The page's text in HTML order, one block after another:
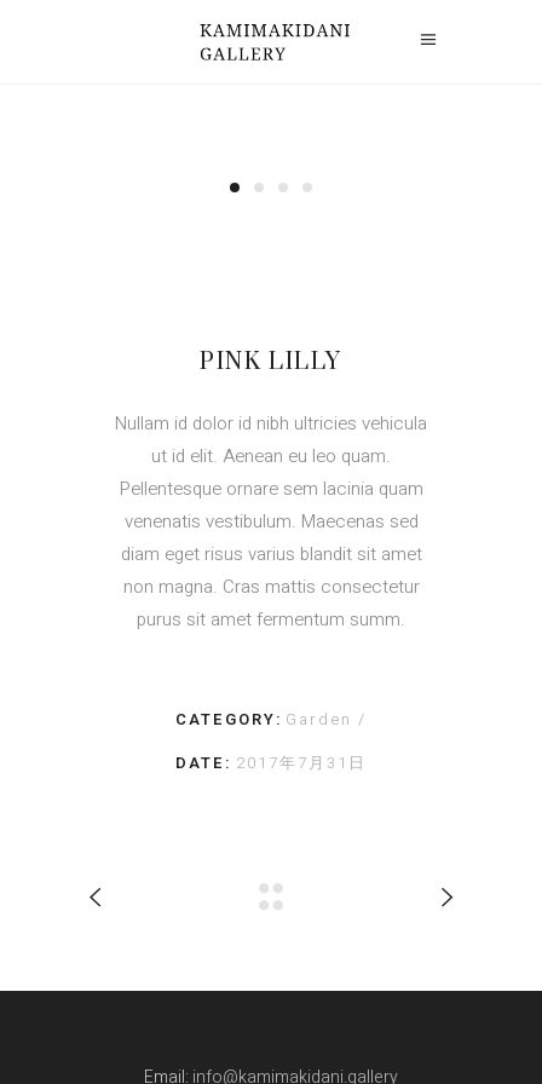
PINK LILLY
Nullam id dolor id nibh ultricies vehicula
ut id elit. Aenean eu leo quam.
Pellentesque ornare sem lacinia quam
venenatis vestibulum. Maecenas sed
diam eget risus varius blandit sit amet
non magna. Cras mattis consectetur
purus sit amet fermentum summ.
CATEGORY: Garden
DATE: 2017年7月31日
Email: info@kamimakidani.gallery